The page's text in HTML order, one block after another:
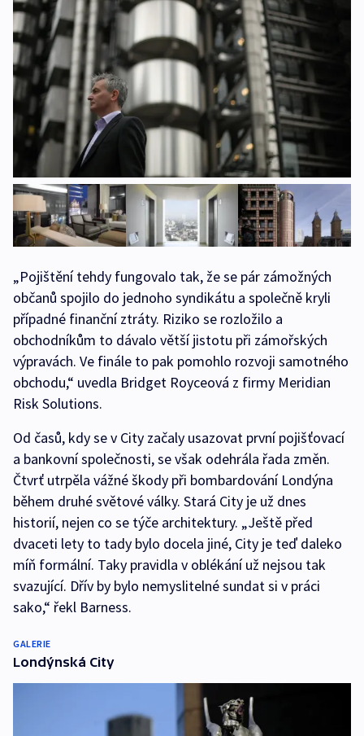
„Pojištění tehdy fungovalo tak, že se pár zámožných
občanů spojilo do jednoho syndikátu a společně kryli
případné finanční ztráty. Riziko se rozložilo a
obchodníkům to dávalo větší jistotu při zámořských
výpravách. Ve finále to pak pomohlo rozvoji samotného
obchodu,“ uvedla Bridget Royceová z firmy Meridian
Risk Solutions.
Od časů, kdy se v City začaly usazovat první pojišťovací
a bankovní společnosti, se však odehrála řada změn.
Čtvrť utrpěla vážné škody při bombardování Londýna
během druhé světové války. Stará City je už dnes
historií, nejen co se týče architektury. „Ještě před
dvaceti lety to tady bylo docela jiné, City je teď daleko
míň formální. Taky pravidla v oblékání už nejsou tak
svazující. Dřív by bylo nemyslitelné sundat si v práci
sako,“ řekl Barness.
GALERIE
Londýnská City